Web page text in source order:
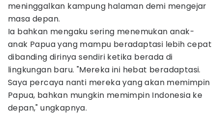
meninggalkan kampung halaman demi mengejar
masa depan.
Ia bahkan mengaku sering menemukan anak-
anak Papua yang mampu beradaptasi lebih cepat
dibanding dirinya sendiri ketika berada di
lingkungan baru. "Mereka ini hebat beradaptasi.
Saya percaya nanti mereka yang akan memimpin
Papua, bahkan mungkin memimpin Indonesia ke
depan," ungkapnya.